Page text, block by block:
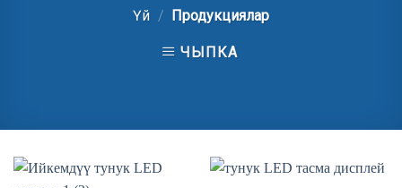
Үй / Продукциялар
ЧЫПКА